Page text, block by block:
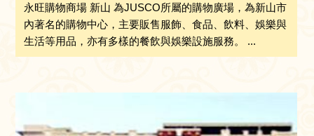
永旺購物商場 新山 為JUSCO所屬的購物廣場，為新山市
內著名的購物中心，主要販售服飾、食品、飲料、娛樂與
生活等用品，亦有多樣的餐飲與娛樂設施服務。 ...